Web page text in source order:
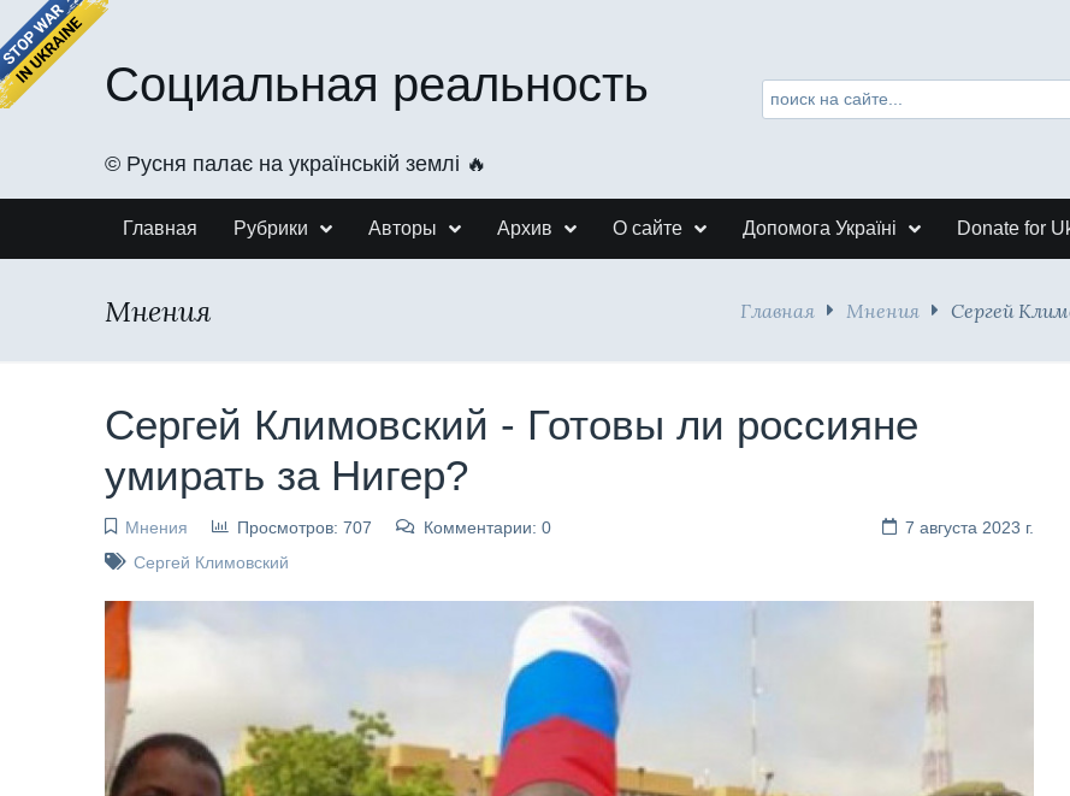
Социальная реальность
©️ Русня палає на українській землі 🔥
Главная Рубрики Авторы Архив О сайте Допомога Україні Donate for
Мнения Главная Мнения Сергей
Сергей Климовский - Готовы ли россияне
умирать за Нигер?
Мнения Просмотров: 707 Комментарии: 0
7 августа 2023 г.
Сергей Климовский